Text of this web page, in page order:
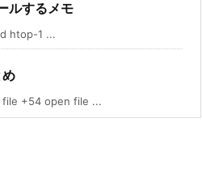
ルするメモ
htop-1 ...
file +54 open file ...